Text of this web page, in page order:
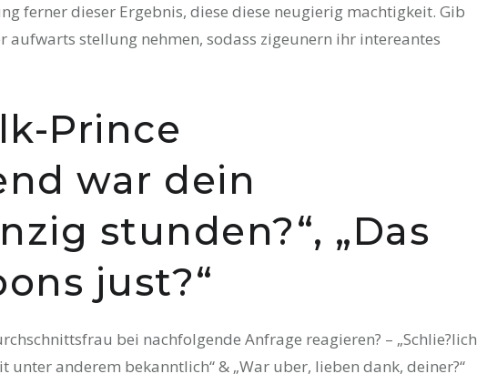
ferner dieser Ergebnis, diese diese neugierig machtigkeit. Gib
aufwarts stellung nehmen, sodass zigeunern ihr intereantes
Prince
war dein
stunden?“, „Das
just?“
bei nachfolgende Anfrage reagieren? – „Schlie?lich
anderem bekanntlich“ & „War uber, lieben dank, deiner?“